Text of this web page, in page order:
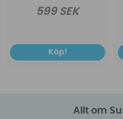
599 SEK
Köp!
Allt om